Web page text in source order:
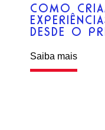
COMO
DESDE O
Saiba mais